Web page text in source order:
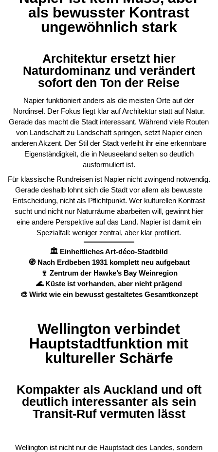
als bewusster Kontrast
ungewöhnlich stark
Architektur ersetzt hier
Naturdominanz und verändert
sofort den Ton der Reise
Napier funktioniert anders als die meisten Orte auf der
Nordinsel. Der Fokus liegt klar auf Architektur statt auf Natur.
Gerade das macht die Stadt interessant. Während viele Routen
von Landschaft zu Landschaft springen, setzt Napier einen
anderen Akzent. Der Stil der Stadt verleiht ihr eine erkennbare
Eigenständigkeit, die in Neuseeland selten so deutlich
ausformuliert ist.
Für klassische Rundreisen ist Napier nicht zwingend notwendig.
Gerade deshalb lohnt sich die Stadt vor allem als bewusste
Entscheidung, nicht als Pflichtpunkt. Wer kulturellen Kontrast
sucht und nicht nur Naturräume abarbeiten will, gewinnt hier
eine andere Perspektive auf das Land. Napier ist damit ein
Spezialfall: weniger zentral, aber klar profiliert.
🏛️ Einheitliches Art-déco-Stadtbild
🧭 Nach Erdbeben 1931 komplett neu aufgebaut
🍷 Zentrum der Hawke’s Bay Weinregion
🌊 Küste ist vorhanden, aber nicht prägend
🎨 Wirkt wie ein bewusst gestaltetes Gesamtkonzept
Wellington verbindet
Hauptstadtfunktion mit
kultureller Schärfe
Kompakter als Auckland und oft
deutlich interessanter als sein
Transit-Ruf vermuten lässt
Wellington ist nicht nur die Hauptstadt des Landes, sondern